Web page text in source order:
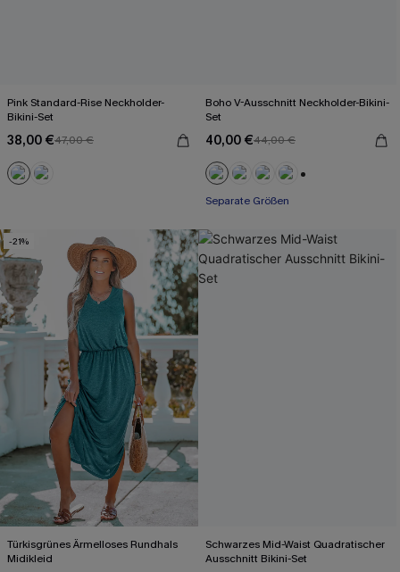
Pink Standard-Rise Neckholder-
Bikini-Set
38,00 €47,00 €
Boho V-Ausschnitt Neckholder-Bikini-
Set
40,00 €44,00 €
Separate Größen
-21%
Türkisgrünes Ärmelloses Rundhals
Midikleid
Schwarzes Mid-Waist Quadratischer
Ausschnitt Bikini-Set